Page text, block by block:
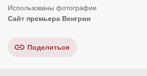
Сайт премьера Венгрии
Поделиться